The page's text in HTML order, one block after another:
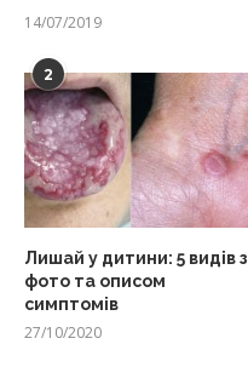
14/07/2019
2
Лишай у дитини: 5 видів з
фото та описом
симптомів
27/10/2020